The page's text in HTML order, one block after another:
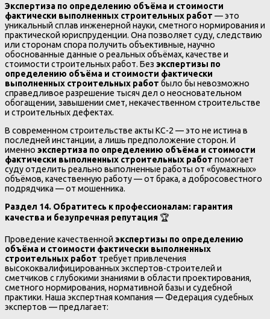
Экспертиза по определению объёма и стоимости
фактически выполненных строительных работ — это
уникальный сплав инженерной науки, сметного нормирования и
практической юриспруденции. Она позволяет суду, следствию
или сторонам спора получить объективные, научно
обоснованные данные о реальных объёмах, качестве и
стоимости строительных работ. Без экспертизы по
определению объёма и стоимости фактически
выполненных строительных работ было бы невозможно
справедливое разрешение тысяч дел о неосновательном
обогащении, завышении смет, некачественном строительстве
и строительных дефектах.
В современном строительстве акты КС-2 — это не истина в
последней инстанции, а лишь предположение сторон. И
именно экспертиза по определению объёма и стоимости
фактически выполненных строительных работ помогает
суду отделить реально выполненные работы от «бумажных»
объёмов, качественную работу — от брака, а добросовестного
подрядчика — от мошенника.
Раздел 14. Обратитесь к профессионалам: гарантия
качества и безупречная репутация 🏆
Проведение качественной экспертизы по определению
объёма и стоимости фактически выполненных
строительных работ требует привлечения
высококвалифицированных экспертов-строителей и
сметчиков с глубокими знаниями в области проектирования,
сметного нормирования, нормативной базы и судебной
практики. Наша экспертная компания — Федерация судебных
экспертов — предлагает: